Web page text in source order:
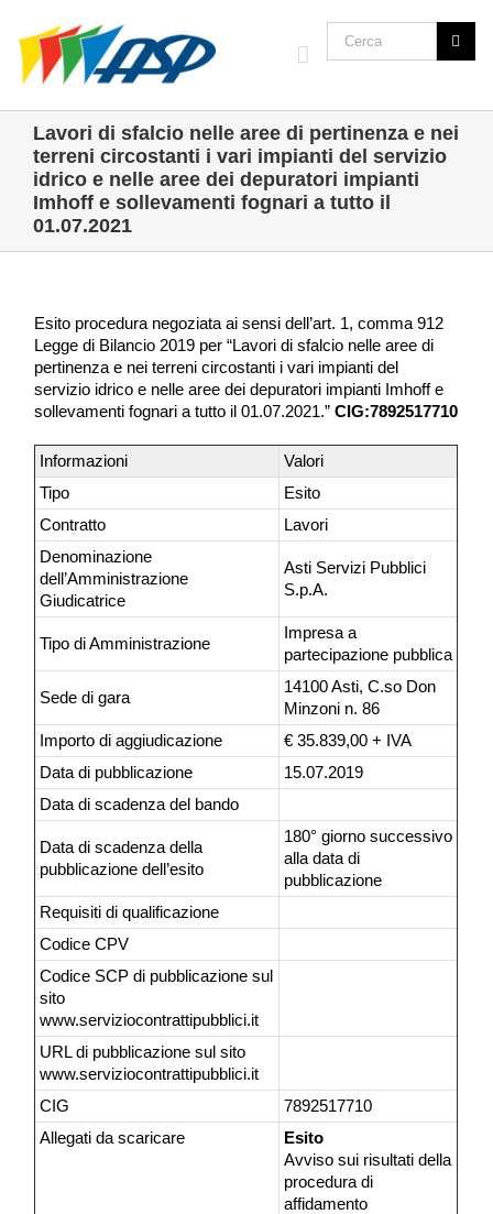
Lavori di sfalcio nelle aree di pertinenza e nei
terreni circostanti i vari impianti del servizio
idrico e nelle aree dei depuratori impianti
Imhoff e sollevamenti fognari a tutto il
01.07.2021
Esito procedura negoziata ai sensi dell’art. 1, comma 912
Legge di Bilancio 2019 per “Lavori di sfalcio nelle aree di
pertinenza e nei terreni circostanti i vari impianti del
servizio idrico e nelle aree dei depuratori impianti Imhoff e
sollevamenti fognari a tutto il 01.07.2021.”CIG:7892517710
Informazioni
Valori
Tipo
Esito
Contratto
Lavori
Denominazione
dell’Amministrazione
Giudicatrice
Asti Servizi Pubblici
S.p.A.
Tipo di Amministrazione
Impresa a
partecipazione pubblica
Sede di gara
14100 Asti, C.so Don
Minzoni n. 86
Importo di aggiudicazione
€ 35.839,00 + IVA
Data di pubblicazione
15.07.2019
Data di scadenza del bando
Data di scadenza della
pubblicazione dell’esito
180° giorno successivo
alla data di
pubblicazione
Requisiti di qualificazione
Codice CPV
Codice SCP di pubblicazione sul
sito
www.serviziocontrattipubblici.it
URL di pubblicazione sul sito
www.serviziocontrattipubblici.it
CIG
7892517710
Allegati da scaricare
Esito
Avviso sui risultati della
procedura di
affidamento